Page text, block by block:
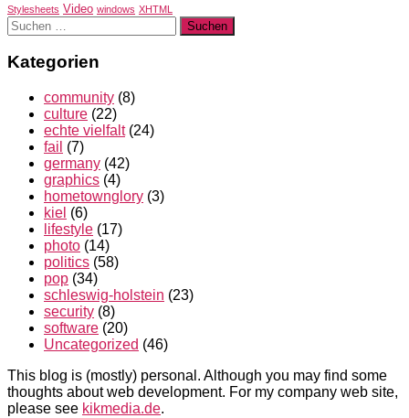
Stylesheets Video windows XHTML
Suchen
nach:
Kategorien
community (8)
culture (22)
echte vielfalt(24)
fail (7)
germany (42)
graphics (4)
hometownglory (3)
kiel (6)
lifestyle (17)
photo (14)
politics (58)
pop (34)
schleswig-holstein (23)
security (8)
software (20)
Uncategorized (46)
This blog is (mostly) personal. Although you may find some
thoughts about web development. For my company web site,
please see kikmedia.de.